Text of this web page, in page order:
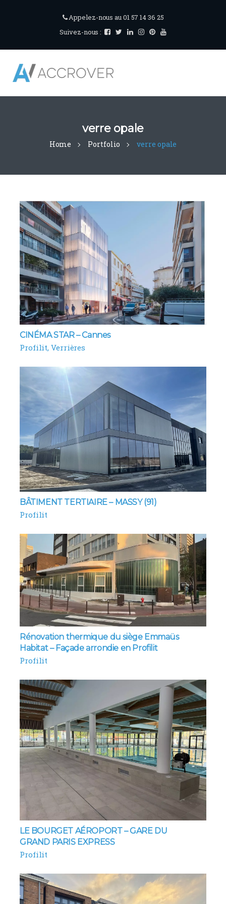
Appelez-nous au 01 57 14 36 25
Suivez-nous :
verre opale
Home Portfolio verre opale
CINÉMA STAR – Cannes
Profilit Verrières
BÂTIMENT TERTIAIRE – MASSY (91)
Profilit
Rénovation thermique du siège Emmaüs
Habitat – Façade arrondie en Profilit
Profilit
LE BOURGET AÉROPORT – GARE DU
GRAND PARIS EXPRESS
Profilit